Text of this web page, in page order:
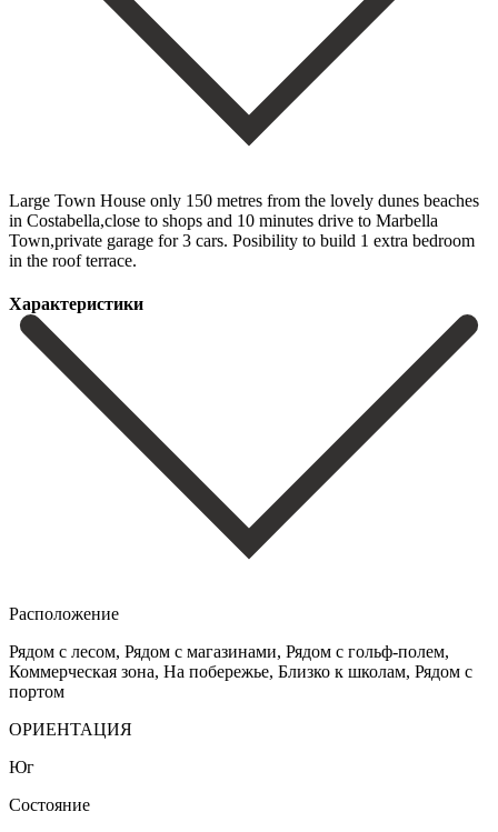
Large Town House only 150 metres from the lovely dunes beaches
in Costabella,close to shops and 10 minutes drive to Marbella
Town,private garage for 3 cars. Posibility to build 1 extra bedroom
in the roof terrace.
Характеристики
Расположение
Рядом с лесом, Рядом с магазинами, Рядом с гольф-полем,
Коммерческая зона, На побережье, Близко к школам, Рядом с
портом
ОРИЕНТАЦИЯ
Юг
Состояние